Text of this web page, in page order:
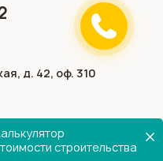
строительства
д. 42, оф. 310
дома